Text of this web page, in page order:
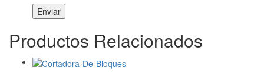
Productos Relacionados